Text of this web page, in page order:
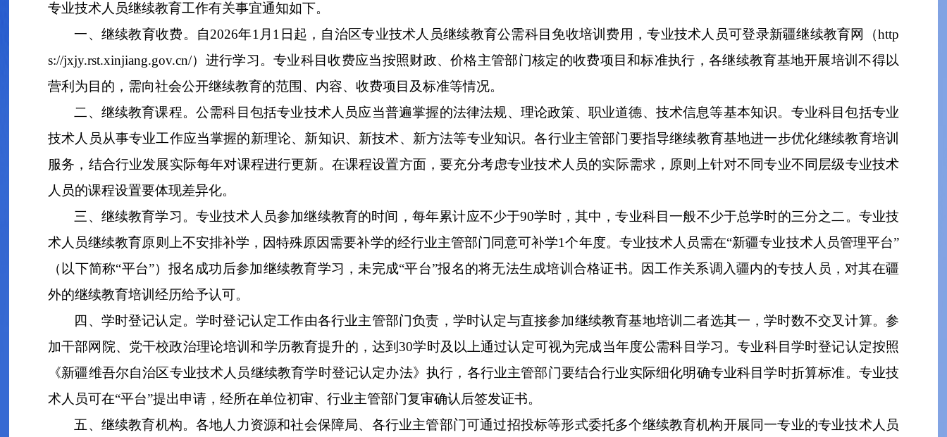
专业技术人员继续教育工作有关事宜通知如下。
一、继续教育收费。自2026年1 月 1 日起，自治区专业技术人员继续教育公需科目 免收培训费用 ，专业技术人员可登录新疆继续教育网 （http
s://jxjy.rst.xinjiang.gov.cn/） 进行学习。专业科目收费应当按照财政、价格主管部门核定的收费项目和标准执行 ，各继续教育基地开展培训不得以
营利为目的 ，需向社会公开继续教育的范围、内容、收费项目及标准等情况。
二、继续教育课程。公需科目 包括专业技术人员应当普遍掌握的法律法规、理论政策、职业道德、技术信息等基本知识。专业科目包括专业
技术人员从事专业工作应当掌握的新理论、新知识、新技术、新方法等专业知识。各行业主管部门要指导继续教育基地进一步优化继续教育培训
服务， 结合行业发展实际每年对课程进行更新。 在课程设置方面 ，要充分考虑专业技术人员的实际需求，原则上针对不同专业不同层级专业技术
人员的课程设置要体现差异化。
三、继续教育学习 。 专业技术人员参加继续教育的时间，每年累计应不少于90学时，其中，专业科目一般不少于总学时的三分之二。专业技
术人员继续教育原则上不安排补学，因特殊原因需要补学的经行业主管部门同意可补学1个年度。专业技术人员需在“新疆专业技术人员管理平台”
（以下简称“平台”） 报名成功后参加继续教育学习， 未完成“平台”报名的将无法生成培训合格证书。因工作关系调入疆内的专技人员， 对其在疆
外的继续教育培训经历给予认可。
四、学时登记认定。学时登记认定工作由各行业主管部门负责， 学时认定与直接参加继续教育基地培训二者选其一，学时数不交叉计算。参
加干部网院、党干校政治理论培训和学历教育提升的，达到 30学时及以上通过认定可视为完成当年度公需科目学习。专业科目学时登记认定按照
《新疆维吾尔自治区专业技术人员继续教育学时登记认定办法》 执行 ，各行业主管部门要结合行业实际细化明确专业科目学时折算标准。 专业技
术人员可在“平台”提出申请，经所在单位初审、行业主管部门复审确认后签发证书。
五、继续教育机构。各地人力资源和社会保障局、各行业主管部门可通过招投标等形式委托多个继续教育机构开展同一专业的专业技术人员